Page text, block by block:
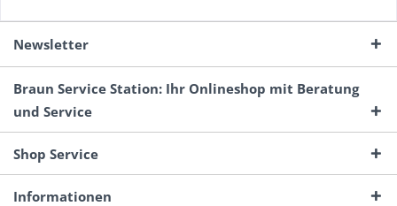
Newsletter
Braun Service Station: Ihr Onlineshop mit Beratung
und Service
Shop Service
Informationen